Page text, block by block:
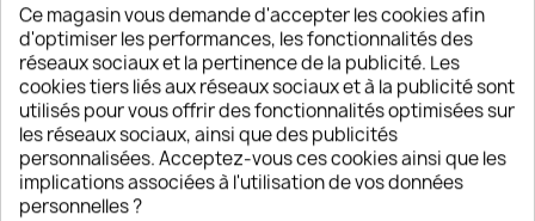
Paiement sécurisé
par cartes bancaires, Paypal, ou virement.
Livraison France et international
par courrier ou colissimo suivi.
Ce magasin vous demande d'accepter les cookies afin
d'optimiser les performances, les fonctionnalités des
réseaux sociaux et la pertinence de la publicité. Les
cookies tiers liés aux réseaux sociaux et à la publicité sont
utilisés pour vous offrir des fonctionnalités optimisées sur
les réseaux sociaux, ainsi que des publicités
personnalisées. Acceptez-vous ces cookies ainsi que les
implications associées à l'utilisation de vos données
personnelles ?